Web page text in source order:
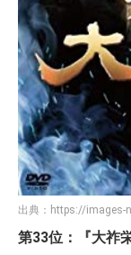
出典： https://images-
第33位：『大祚